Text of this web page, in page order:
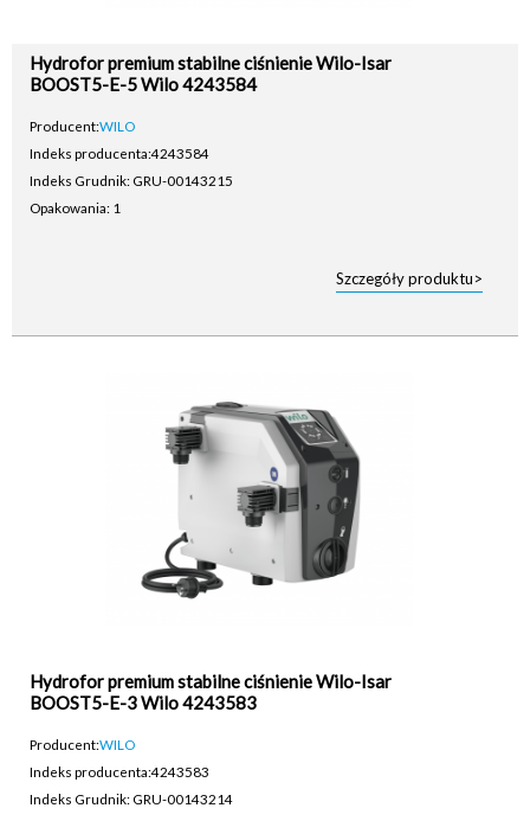
Hydrofor premium stabilne ciśnienie Wilo-Isar
BOOST5-E-5 Wilo 4243584
Producent:WILO
Indeks producenta:4243584
Indeks Grudnik: GRU-00143215
Opakowania: 1
Szczegóły produktu>
Hydrofor premium stabilne ciśnienie Wilo-Isar
BOOST5-E-3 Wilo 4243583
Producent:WILO
Indeks producenta:4243583
Indeks Grudnik: GRU-00143214